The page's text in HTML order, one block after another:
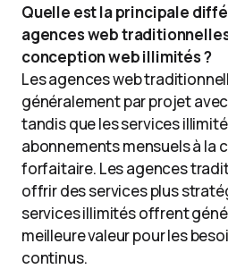
Quelle est la principale
agences web
conception web illimités ?
Les agences web
généralement par projet
tandis que les services
abonnements mensuels à la
forfaitaire. Les agences
offrir des services plus
services illimités offrent
meilleure valeur pour les
continus.